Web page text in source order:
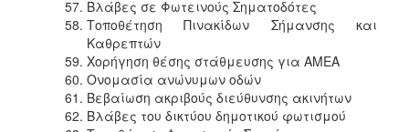
Βλάβες σε Φωτεινούς Σηματοδότες
Τοποθέτηση Πινακίδων Σήμανσης και
Καθρεπτών
Χορήγηση θέσης στάθμευσης για ΑMΕΑ
Ονομασία ανώνυμων οδών
Βεβαίωση ακριβούς διεύθυνσης ακινήτων
Βλάβες του δικτύου δημοτικού φωτισμού